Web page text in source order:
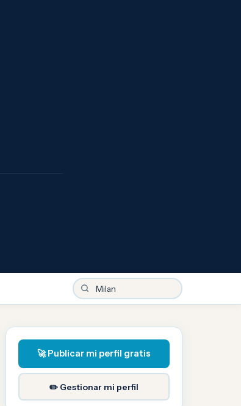
🚀 Publicar mi perfil gratis
✏️ Gestionar mi perfil